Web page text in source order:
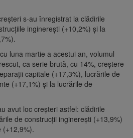
s-au înregistrat la clădirile
inginerești (+10,2%) și la
luna martie a acestui an, volumul
ca serie brută, cu 14%, creștere
capitale (+17,3%), lucrările de
(+17,1%) și la lucrările de
avut loc creșteri astfel: clădirile
de construcții inginerești (+13,9%)
(+12,9%).